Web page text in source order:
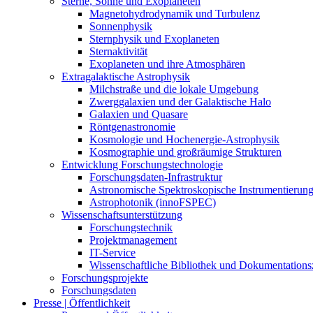
Magnetohydrodynamik und Turbulenz
Sonnenphysik
Sternphysik und Exoplaneten
Sternaktivität
Exoplaneten und ihre Atmosphären
Extragalaktische Astrophysik
Milchstraße und die lokale Umgebung
Zwerggalaxien und der Galaktische Halo
Galaxien und Quasare
Röntgenastronomie
Kosmologie und Hochenergie-Astrophysik
Kosmographie und großräumige Strukturen
Entwicklung Forschungstechnologie
Forschungsdaten-Infrastruktur
Astronomische Spektroskopische Instrumentierung
Astrophotonik (innoFSPEC)
Wissenschaftsunterstützung
Forschungstechnik
Projektmanagement
IT-Service
Wissenschaftliche Bibliothek und
Forschungsprojekte
Forschungsdaten
Presse | Öffentlichkeit